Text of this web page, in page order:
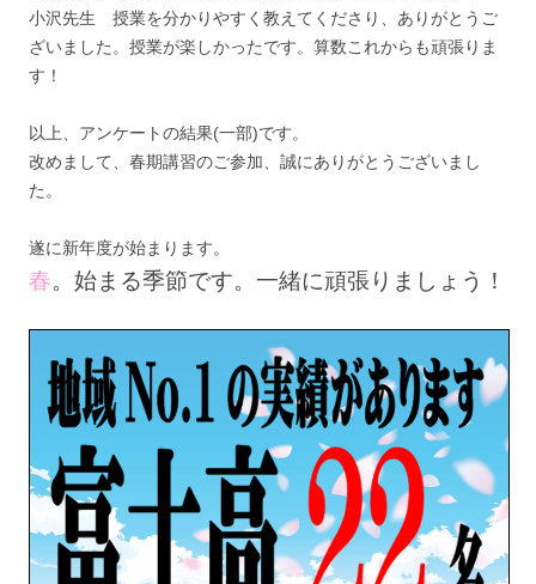
小沢先生 授業を分かりやすく教えてくださり、ありがとうご
ざいました。授業が楽しかったです。算数これからも頑張りま
す！
以上、アンケートの結果(一部)です。
改めまして、春期講習のご参加、誠にありがとうございまし
た。
遂に新年度が始まります。
春。始まる季節です。一緒に頑張りましょう！